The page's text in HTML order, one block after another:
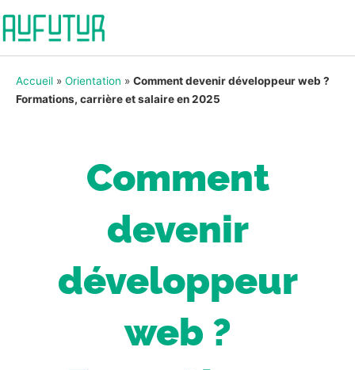
Accueil » Orientation » Comment devenir développeur web ?
Formations, carrière et salaire en 2025
Comment
devenir
développeur
web ?